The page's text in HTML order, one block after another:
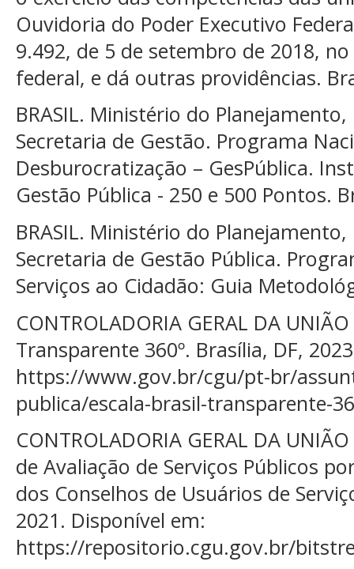
Ouvidoria do Poder Executivo
9.492, de 5 de setembro de 2018,
federal, e dá outras providências.
BRASIL. Ministério do
Secretaria de Gestão. Programa
Desburocratização – GesPública.
Gestão Pública - 250 e 500 Pontos.
BRASIL. Ministério do
Secretaria de Gestão Pública.
Serviços ao Cidadão: Guia
CONTROLADORIA GERAL DA
Transparente 360º. Brasília, DF,
https://www.gov.br/cgu/pt-br/
publica/escala-brasil-transparente-
CONTROLADORIA GERAL DA
de Avaliação de Serviços Públicos
dos Conselhos de Usuários de
2021. Disponível em:
https://repositorio.cgu.gov.br/